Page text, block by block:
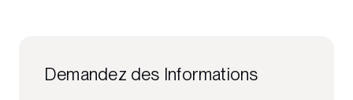
Demandez des Informations